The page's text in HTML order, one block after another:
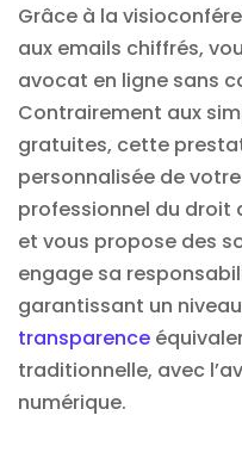
Grâce à la
aux emails chiffrés,
avocat en ligne sans
Contrairement aux
gratuites, cette
personnalisée de
professionnel du droit
et vous propose des
engage sa
garantissant un
transparence
traditionnelle, avec
numérique.